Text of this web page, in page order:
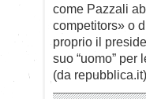
come Pazzali
competitors» o
proprio il
suo “uomo”
(da repubblica.it)